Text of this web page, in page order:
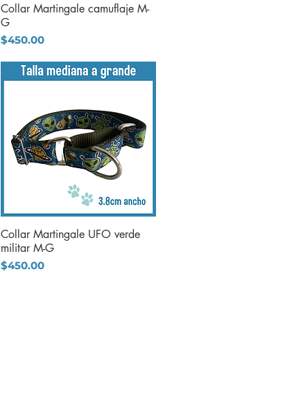
Vista rápida
Collar Martingale camuflaje M-
G
Precio
$450.00
Vista rápida
Collar Martingale UFO verde
militar M-G
Precio
$450.00